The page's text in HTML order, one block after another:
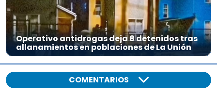
Operativo antidrogas deja 8 detenidos tras
allanamientos en poblaciones de La Unión
COMENTARIOS